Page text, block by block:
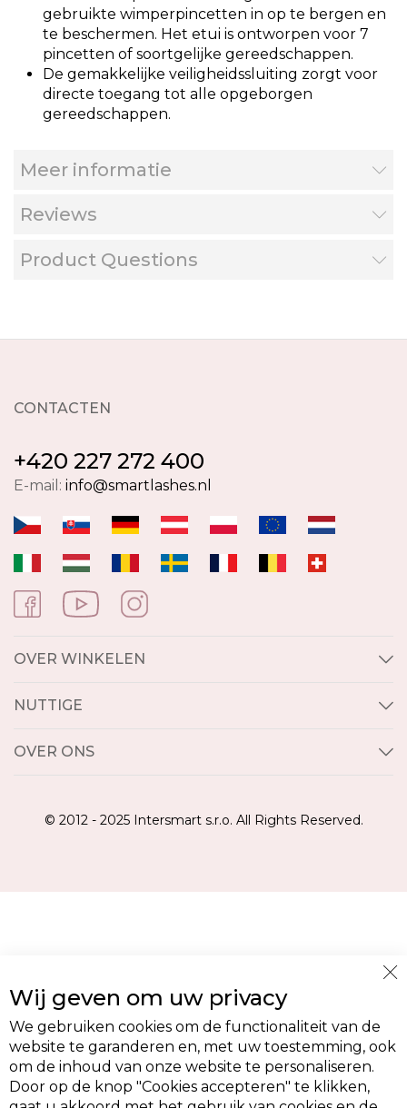
gebruikte wimperpincetten in op te bergen en
te beschermen. Het etui is ontworpen voor 7
pincetten of soortgelijke gereedschappen.
De gemakkelijke veiligheidssluiting zorgt voor
directe toegang tot alle opgeborgen
gereedschappen.
Meer informatie
Reviews
Product Questions
CONTACTEN
+420 227 272 400
E-mail: info@smartlashes.nl
OVER WINKELEN
NUTTIGE
OVER ONS
© 2012 - 2025 Intersmart s.r.o. All Rights Reserved.
Wij geven om uw privacy
We gebruiken cookies om de functionaliteit van de
website te garanderen en, met uw toestemming, ook
om de inhoud van onze website te personaliseren.
Door op de knop "Cookies accepteren" te klikken,